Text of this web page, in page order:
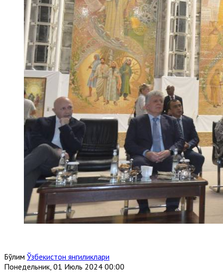
Бўлим Ўзбекистон янгиликлари
Понедельник, 01 Июль 2024 00:00